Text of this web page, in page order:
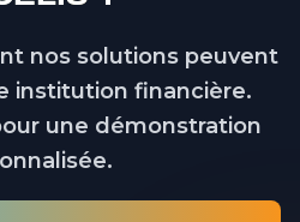
nos solutions peuvent
institution financière.
une démonstration